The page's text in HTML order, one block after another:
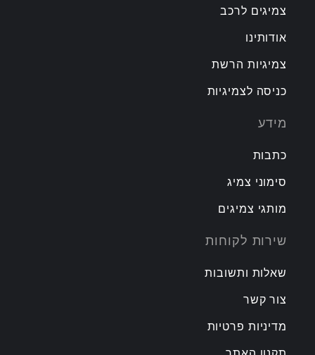
צמיגים לרכב
אודותינו
צמיגיות הרשת
כניסה לצמיגיות
מידע
כתבות
סימוני צמיג
מותגי צמיגים
שירות לקוחות
שאלות ותשובות
צור קשר
מדיניות פרטיות